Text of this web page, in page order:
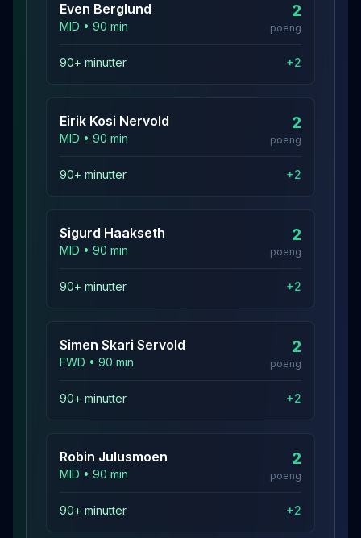
Even Berglund
MID • 90 min
2
poeng
90+ minutter +2
Eirik Kosi Nervold
MID • 90 min
2
poeng
90+ minutter +2
Sigurd Haakseth
MID • 90 min
2
poeng
90+ minutter +2
Simen Skari Servold
FWD • 90 min
2
poeng
90+ minutter +2
Robin Julusmoen
MID • 90 min
2
poeng
90+ minutter +2